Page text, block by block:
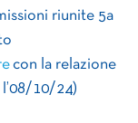
riunite 5a
con la relazione
l’08/10/24)